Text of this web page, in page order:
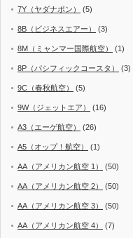
7Y（ヤダナポン） (5)
8B（ビジネスエアー） (3)
8M（ミャンマー国際航空） (1)
8P（パシフィックコースタ） (3)
9C（春秋航空） (5)
9W（ジェットエア） (16)
A3（エーゲ航空） (26)
A5（オップ！航空） (1)
AA（アメリカン航空 1） (50)
AA（アメリカン航空 2） (50)
AA（アメリカン航空 3） (50)
AA（アメリカン航空 4） (7)